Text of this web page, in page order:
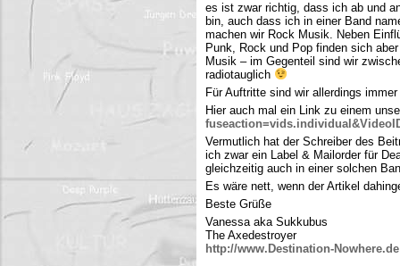
es ist zwar richtig, dass ich ab und
bin, auch dass ich in einer Band
machen wir Rock Musik. Neben
Punk, Rock und Pop finden sich
Musik – im Gegenteil sind wir
radiotauglich
Für Auftritte sind wir allerdings
Hier auch mal ein Link zu einem
Vermutlich hat der Schreiber des
ich zwar ein Label & Mailorder für
gleichzeitig auch in einer solchen
Es wäre nett, wenn der Artikel
Beste Grüße
Vanessa aka Sukkubus
The Axedestroyer
http://www.Destination-Nowhere.de